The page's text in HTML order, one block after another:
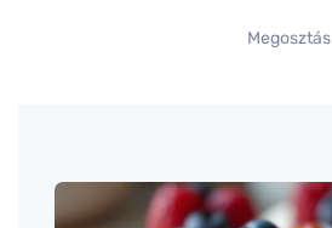
Megosztás